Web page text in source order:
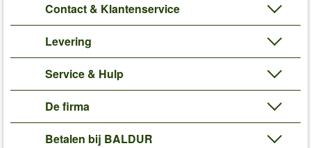
Contact & Klantenservice
Levering
Service & Hulp
De firma
Betalen bij BALDUR